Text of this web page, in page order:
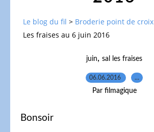
Le blog du fil > Broderie point de croix
Les fraises au 6 juin 2016
juin, sal les fraises
06.06.2016 …
Par filmagique
Bonsoir